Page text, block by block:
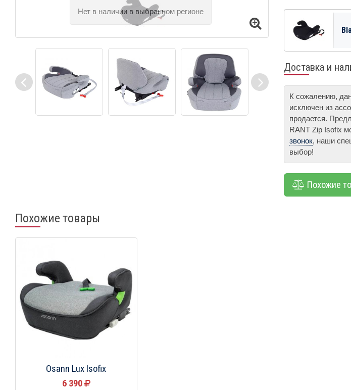
Доставка и
К сожалению,
исключен из
продается.
RANT Zip Isofix
звонок, наши
выбор!
Похожие
Похожие товары
Osann Lux Isofix
6 390